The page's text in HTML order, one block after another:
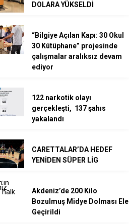
DOLARA YÜKSELDİ
“Bilgiye Açılan Kapı: 30 Okul
30 Kütüphane” projesinde
çalışmalar aralıksız devam
ediyor
122 narkotik olayı
gerçekleşti, 137 şahıs
yakalandı
CARETTALAR’DA HEDEF
YENİDEN SÜPER LİG
Akdeniz’de 200 Kilo
Bozulmuş Midye Dolması Ele
Geçirildi